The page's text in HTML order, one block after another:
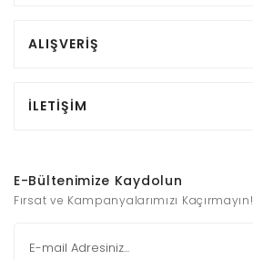
ALIŞVERİŞ
İLETİŞİM
E-Bültenimize Kaydolun
Fırsat ve Kampanyalarımızı Kaçırmayın!